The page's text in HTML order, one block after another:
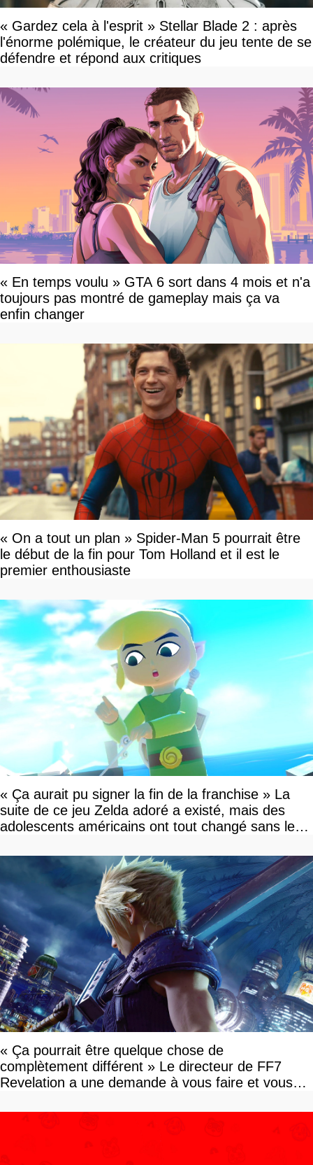
« Gardez cela à l'esprit » Stellar Blade 2 : après
l'énorme polémique, le créateur du jeu tente de se
défendre et répond aux critiques
« En temps voulu » GTA 6 sort dans 4 mois et n'a
toujours pas montré de gameplay mais ça va
enfin changer
« On a tout un plan » Spider-Man 5 pourrait être
le début de la fin pour Tom Holland et il est le
premier enthousiaste
« Ça aurait pu signer la fin de la franchise » La
suite de ce jeu Zelda adoré a existé, mais des
adolescents américains ont tout changé sans le
« Ça pourrait être quelque chose de
complètement différent » Le directeur de FF7
Revelation a une demande à vous faire et vous